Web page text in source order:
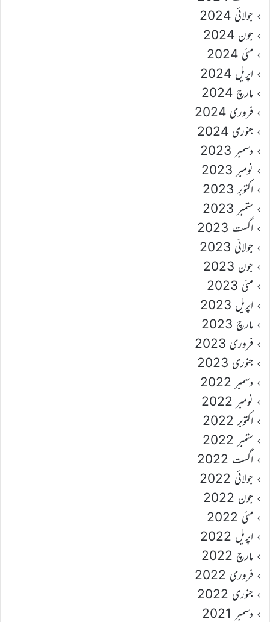
جولائی 2024
جون 2024
مئی 2024
اپریل 2024
مارچ 2024
فروری 2024
جنوری 2024
دسمبر 2023
نومبر 2023
اکتوبر 2023
ستمبر 2023
اگست 2023
جولائی 2023
جون 2023
مئی 2023
اپریل 2023
مارچ 2023
فروری 2023
جنوری 2023
دسمبر 2022
نومبر 2022
اکتوبر 2022
ستمبر 2022
اگست 2022
جولائی 2022
جون 2022
مئی 2022
اپریل 2022
مارچ 2022
فروری 2022
جنوری 2022
دسمبر 2021